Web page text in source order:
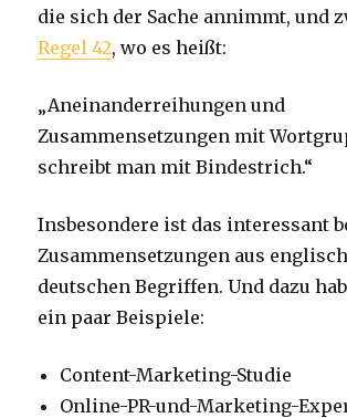
die sich der Sache annimmt, und
Regel 42, wo es heißt:
„Aneinanderreihungen und
Zusammensetzungen mit
schreibt man mit Bindestrich.“
Insbesondere ist das interessant
Zusammensetzungen aus
deutschen Begriffen. Und dazu
ein paar Beispiele:
Content-Marketing-Studie
Online-PR-und-Marketing-